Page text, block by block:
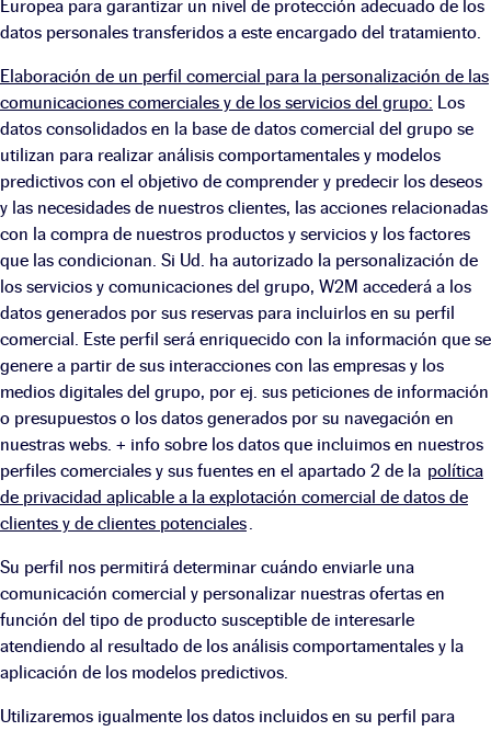
Europea para garantizar un nivel de protección adecuado de los
datos personales transferidos a este encargado del tratamiento.
Elaboración de un perfil comercial para la personalización de las
comunicaciones comerciales y de los servicios del grupo: Los
datos consolidados en la base de datos comercial del grupo se
utilizan para realizar análisis comportamentales y modelos
predictivos con el objetivo de comprender y predecir los deseos
y las necesidades de nuestros clientes, las acciones relacionadas
con la compra de nuestros productos y servicios y los factores
que las condicionan. Si Ud. ha autorizado la personalización de
los servicios y comunicaciones del grupo, W2M accederá a los
datos generados por sus reservas para incluirlos en su perfil
comercial. Este perfil será enriquecido con la información que se
genere a partir de sus interacciones con las empresas y los
medios digitales del grupo, por ej. sus peticiones de información
o presupuestos o los datos generados por su navegación en
nuestras webs. + info sobre los datos que incluimos en nuestros
perfiles comerciales y sus fuentes en el apartado 2 de la política
de privacidad aplicable a la explotación comercial de datos de
clientes y de clientes potenciales.
Su perfil nos permitirá determinar cuándo enviarle una
comunicación comercial y personalizar nuestras ofertas en
función del tipo de producto susceptible de interesarle
atendiendo al resultado de los análisis comportamentales y la
aplicación de los modelos predictivos.
Utilizaremos igualmente los datos incluidos en su perfil para